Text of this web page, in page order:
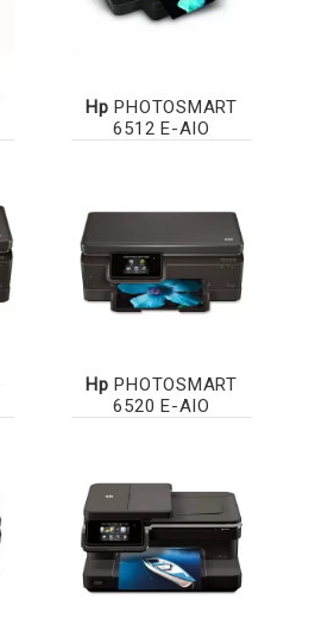
Hp PHOTOSMART
6512 E-AIO
Hp PHOTOSMART
6520 E-AIO